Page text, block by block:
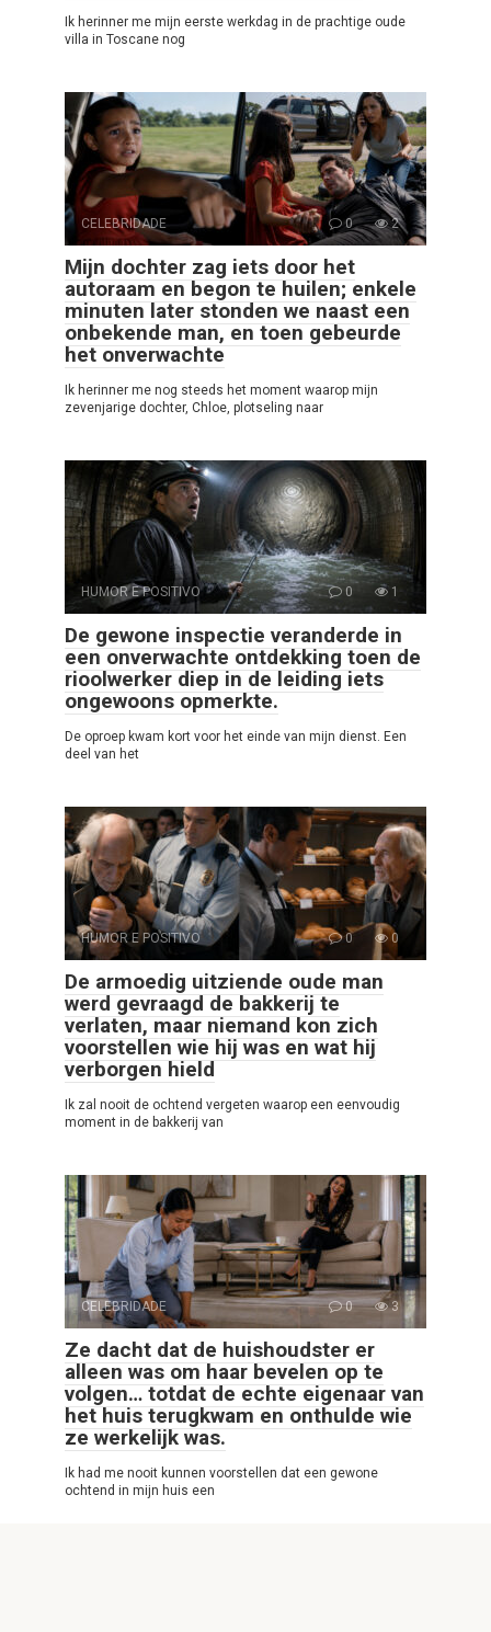
Ik herinner me mijn eerste werkdag in de prachtige oude
villa in Toscane nog
CELEBRIDADE 0 2
Mijn dochter zag iets door het
autoraam en begon te huilen; enkele
minuten later stonden we naast een
onbekende man, en toen gebeurde
het onverwachte
Ik herinner me nog steeds het moment waarop mijn
zevenjarige dochter, Chloe, plotseling naar
HUMOR E POSITIVO 0 1
De gewone inspectie veranderde in
een onverwachte ontdekking toen de
rioolwerker diep in de leiding iets
ongewoons opmerkte.
De oproep kwam kort voor het einde van mijn dienst. Een
deel van het
HUMOR E POSITIVO 0 0
De armoedig uitziende oude man
werd gevraagd de bakkerij te
verlaten, maar niemand kon zich
voorstellen wie hij was en wat hij
verborgen hield
Ik zal nooit de ochtend vergeten waarop een eenvoudig
moment in de bakkerij van
CELEBRIDADE 0 3
Ze dacht dat de huishoudster er
alleen was om haar bevelen op te
volgen… totdat de echte eigenaar van
het huis terugkwam en onthulde wie
ze werkelijk was.
Ik had me nooit kunnen voorstellen dat een gewone
ochtend in mijn huis een